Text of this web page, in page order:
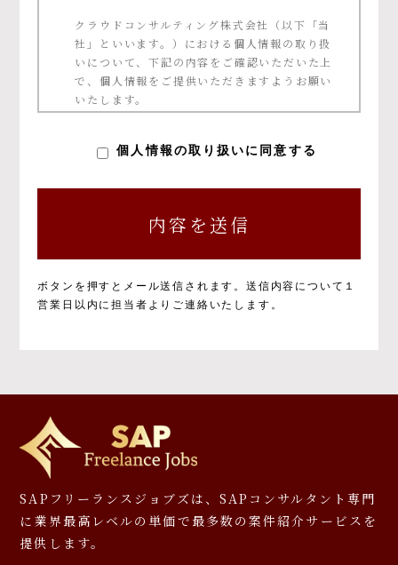
クラウドコンサルティング株式会社（以下「当
社」といいます。）における個人情報の取り扱
いについて、下記の内容をご確認いただいた上
で、個人情報をご提供いただきますようお願い
いたします。
以下のとおりです。
③ご本人の承諾に基づく、当社サービス利用
企業への個人情報提供
ー等への応募、プレゼント発送等
※お預かりした書類については、一部お返しで
きないことがありますのでご了承ください。
個人情報を提供しなかった場合に生じる結
果について
必要となる項目を入力いただかない場合は、本
個人情報の取り扱いに同意する
ボタンを押すとメール送信されます。 送信内容について１
営業日以内に担当者よりご連絡いたします。
SAPフリーランスジョブズは、SAPコンサルタント専門
に 業界最高レベルの単価で最多数の案件紹介サービスを
提供します。